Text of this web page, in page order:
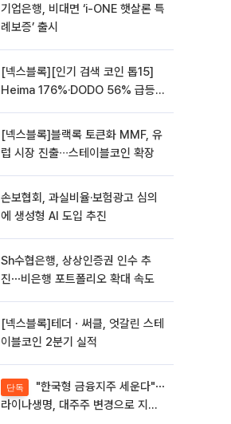
기업은행, 비대면 ‘i-ONE 햇살론 특
례보증’ 출시
[넥스블록][인기 검색 코인 톱15]
Heima 176%·DODO 56% 급등…
[넥스블록]블랙록 토큰화 MMF, 유
럽 시장 진출∙∙∙스테이블코인 확장
손보협회, 과실비율·보험광고 심의
에 생성형 AI 도입 추진
Sh수협은행, 상상인증권 인수 추
진⋯비은행 포트폴리오 확대 속도
[넥스블록]테더ㆍ써클, 엇갈린 스테
이블코인 2분기 실적
단독
라이나생명, 대주주 변경으로 지주